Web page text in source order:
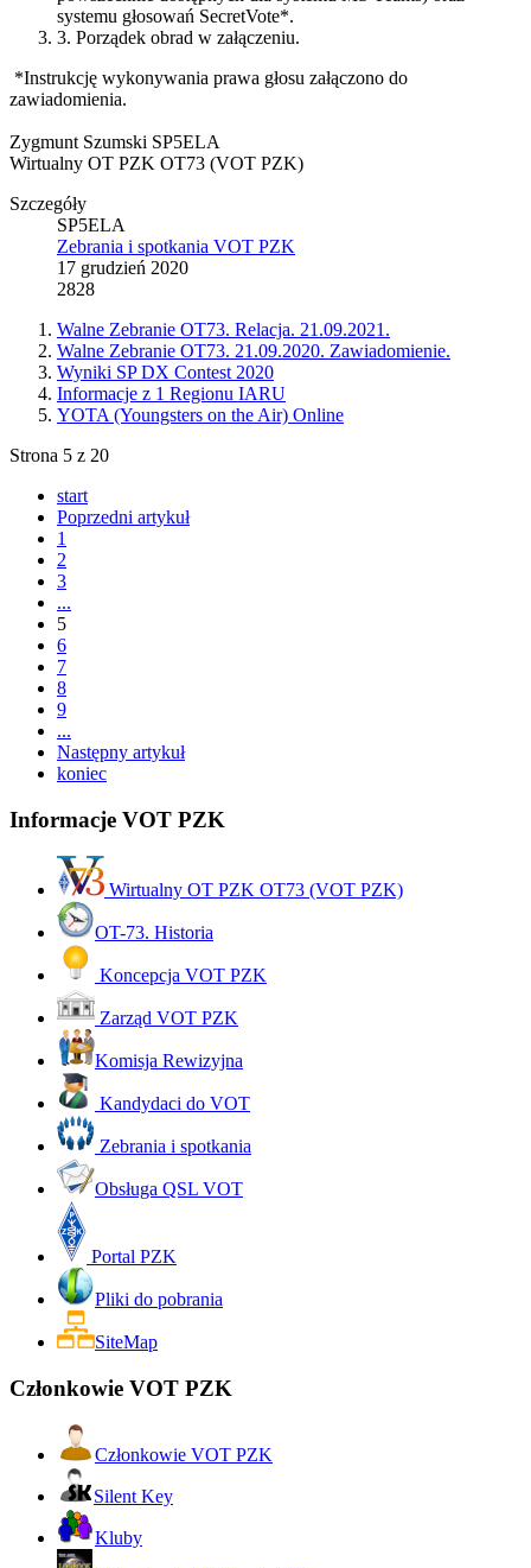
systemu głosowań SecretVote*.
3. Porządek obrad w załączeniu.
*Instrukcję wykonywania prawa głosu załączono do
zawiadomienia.
Zygmunt Szumski SP5ELA
Wirtualny OT PZK OT73 (VOT PZK)
Szczegóły
SP5ELA
Zebrania i spotkania VOT PZK
17 grudzień 2020
2828
Walne Zebranie OT73. Relacja. 21.09.2021.
Walne Zebranie OT73. 21.09.2020. Zawiadomienie.
Wyniki SP DX Contest 2020
Informacje z 1 Regionu IARU
YOTA (Youngsters on the Air) Online
Strona 5 z 20
start
Poprzedni artykuł
1
2
3
...
5
6
7
8
9
...
Następny artykuł
koniec
Informacje VOT PZK
Wirtualny OT PZK OT73 (VOT PZK)
OT-73. Historia
Koncepcja VOT PZK
Zarząd VOT PZK
Komisja Rewizyjna
Kandydaci do VOT
Zebrania i spotkania
Obsługa QSL VOT
Portal PZK
Pliki do pobrania
SiteMap
Członkowie VOT PZK
Członkowie VOT PZK
Silent Key
Kluby